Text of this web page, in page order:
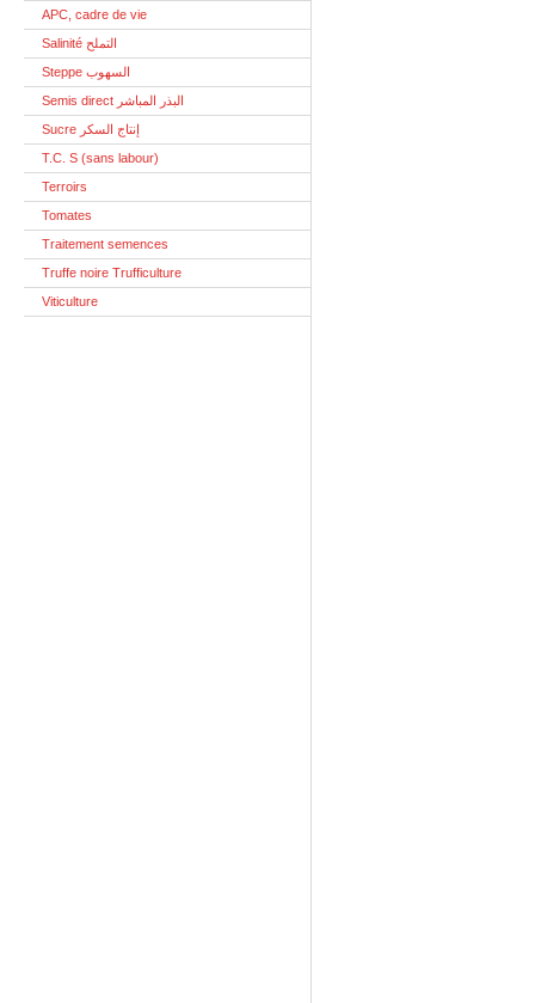
APC, cadre de vie
Salinité التملح
Steppe السهوب
Semis direct البذر المباشر
Sucre إنتاج السكر
T.C. S (sans labour)
Terroirs
Tomates
Traitement semences
Truffe noire Trufficulture
Viticulture